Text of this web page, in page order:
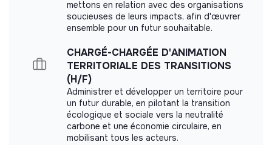
Contribuer à la création d’outils de mesure
(tableaux de bord, indicateurs) pour démontrer
l’efficacité des projets financés.
Rédaction derapports d’activitéet de supports de
communication à destination des donateurs ou de
l’extérieur.
Stratégie de communication:
Contribuer auplaidoyer en participant à la rédaction
et à la mise en forme des argumentaires et des
supports de plaidoyer.
Impact study
Résidétape did not yet communicate its impact
measurement.
Labels and certifications
mettons en relation avec des organisations
soucieuses de leurs impacts, afin d'œuvrer
ensemble pour un futur souhaitable.
CHARGÉ-CHARGÉE D'ANIMATION
TERRITORIALE DES TRANSITIONS
(H/F)
Administrer et développer un territoire pour
un futur durable, en pilotant la transition
écologique et sociale vers la neutralité
carbone et une économie circulaire, en
mobilisant tous les acteurs.